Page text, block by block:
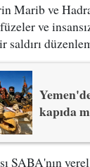
Marib ve
ve
saldırı
kapıda
SABA'nın